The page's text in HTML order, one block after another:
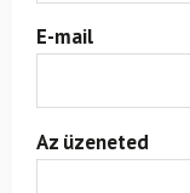
E-mail
Az üzeneted